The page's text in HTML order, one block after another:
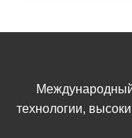
технологии,